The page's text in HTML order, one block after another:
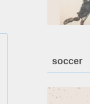
soccer